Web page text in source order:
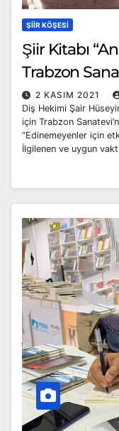
ŞIIR KÖŞESI
Şiir Kitabı
Trabzon
2 KASIM 2021
Diş Hekimi Şair
için Trabzon
“Edinemeyenler için
İlgilenen ve uygun